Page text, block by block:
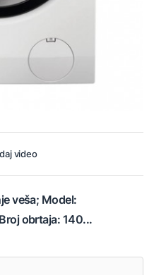
video
veša; Model:
obrtaja: 140...